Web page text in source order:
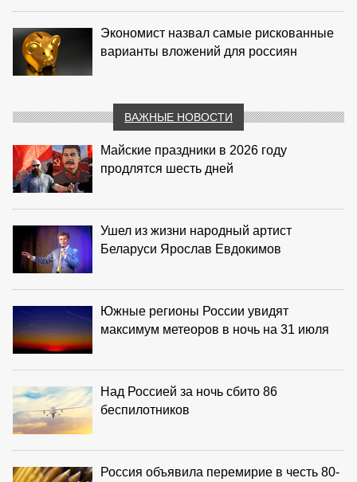
Экономист назвал самые рискованные
варианты вложений для россиян
ВАЖНЫЕ НОВОСТИ
Майские праздники в 2026 году
продлятся шесть дней
Ушел из жизни народный артист
Беларуси Ярослав Евдокимов
Южные регионы России увидят
максимум метеоров в ночь на 31 июля
Над Россией за ночь сбито 86
беспилотников
Россия объявила перемирие в честь 80-